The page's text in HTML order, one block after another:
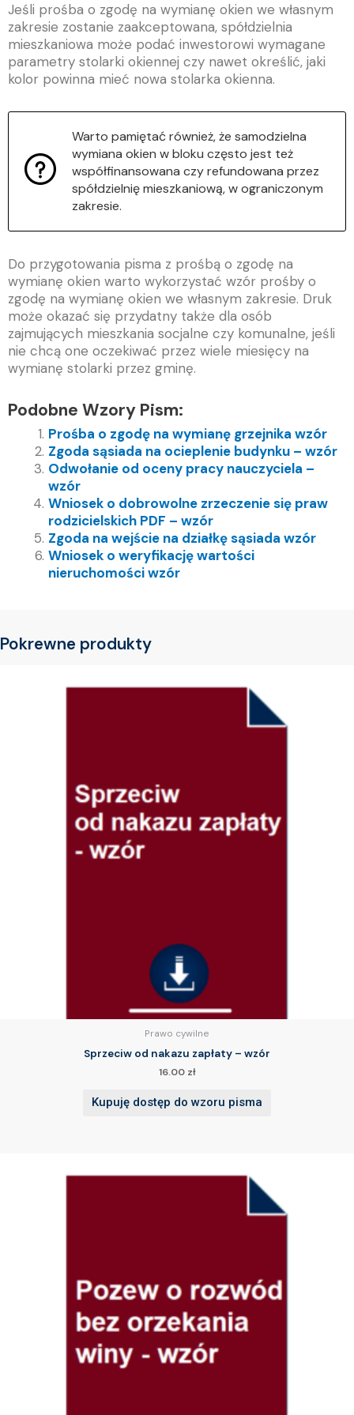
Jeśli prośba o zgodę na wymianę okien we własnym
zakresie zostanie zaakceptowana, spółdzielnia
mieszkaniowa może podać inwestorowi wymagane
parametry stolarki okiennej czy nawet określić, jaki
kolor powinna mieć nowa stolarka okienna.
Warto pamiętać również, że samodzielna
wymiana okien w bloku często jest też
współfinansowana czy refundowana przez
spółdzielnię mieszkaniową, w ograniczonym
zakresie.
Do przygotowania pisma z prośbą o zgodę na
wymianę okien warto wykorzystać wzór prośby o
zgodę na wymianę okien we własnym zakresie. Druk
może okazać się przydatny także dla osób
zajmujących mieszkania socjalne czy komunalne, jeśli
nie chcą one oczekiwać przez wiele miesięcy na
wymianę stolarki przez gminę.
Podobne Wzory Pism:
Prośba o zgodę na wymianę grzejnika wzór
Zgoda sąsiada na ocieplenie budynku – wzór
Odwołanie od oceny pracy nauczyciela –
wzór
Wniosek o dobrowolne zrzeczenie się praw
rodzicielskich PDF – wzór
Zgoda na wejście na działkę sąsiada wzór
Wniosek o weryfikację wartości
nieruchomości wzór
Pokrewne produkty
Prawo cywilne
Sprzeciw od nakazu zapłaty – wzór
16.00 zł
Kupuję dostęp do wzoru pisma